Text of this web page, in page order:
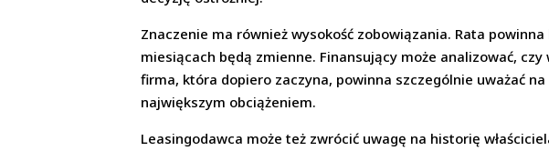
Znaczenie ma również wysokość zobowiązania. Rata
miesiącach będą zmienne. Finansujący może analizować,
firma, która dopiero zaczyna, powinna szczególnie uważać
największym obciążeniem.
Leasingodawca może też zwrócić uwagę na historię